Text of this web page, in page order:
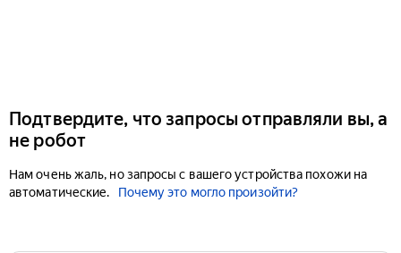
Подтвердите, что запросы отправляли вы, а
не робот
Нам очень жаль, но запросы с вашего устройства похожи на
автоматические.
Почему это могло произойти?